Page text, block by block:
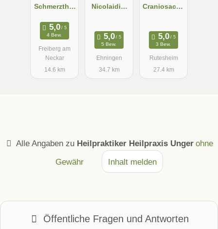
Schmerzther
Koch
4 Bew.
Freiberg am
Neckar
14.6 km
Nicolaidis,
in - Praxis
für
Biologische
Medizin
5 Bew.
Ehningen
34.7 km
Craniosacral
3 Bew.
Rutesheim
27.4 km
Alle Angaben zu Heilpraktiker Heilpraxis Unger ohne
Gewähr
Inhalt melden
Öffentliche Fragen und Antworten